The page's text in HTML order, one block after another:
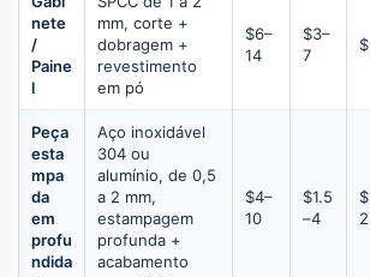
nete
/
Paine
l
mm, corte +
dobragem +
revestimento
em pó
$6–
14
$3–
7
Peça
esta
mpa
da
em
profu
ndida
Aço inoxidável
304 ou
alumínio, de 0,5
a 2 mm,
estampagem
profunda +
acabamento
$4–
10
$1.5
–4